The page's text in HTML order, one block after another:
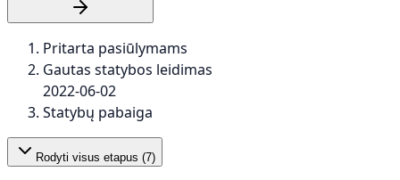
Pritarta pasiūlymams
Gautas statybos leidimas
2022-06-02
Statybų pabaiga
Rodyti visus etapus (7)